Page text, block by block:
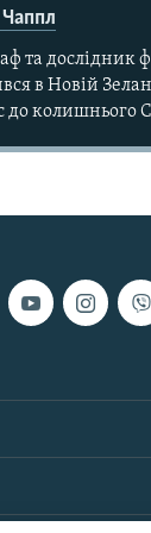
та дослідник
в Новій
до колишнього